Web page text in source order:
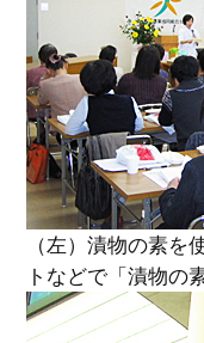
（左）漬物の素を
トなどで「漬物の